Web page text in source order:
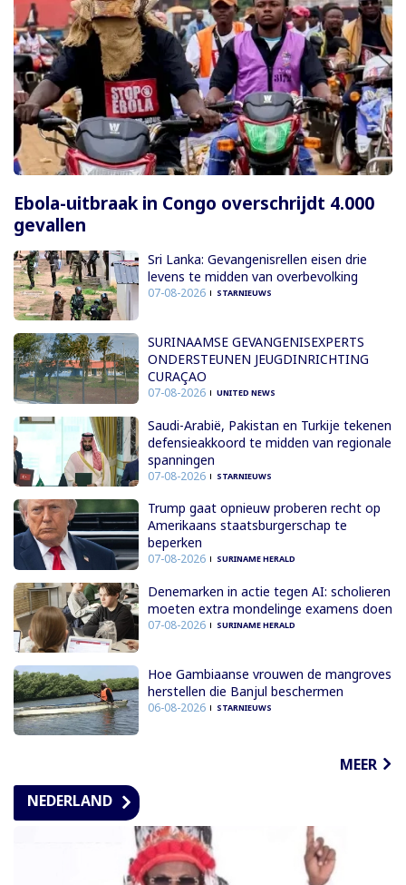
Ebola-uitbraak in Congo overschrijdt 4.000
gevallen
Sri Lanka: Gevangenisrellen eisen drie
levens te midden van overbevolking
07-08-2026 STARNIEUWS
SURINAAMSE GEVANGENISEXPERTS
ONDERSTEUNEN JEUGDINRICHTING
CURAÇAO
07-08-2026 UNITED NEWS
Saudi-Arabië, Pakistan en Turkije tekenen
defensieakkoord te midden van regionale
spanningen
07-08-2026 STARNIEUWS
Trump gaat opnieuw proberen recht op
Amerikaans staatsburgerschap te
beperken
07-08-2026 SURINAME HERALD
Denemarken in actie tegen AI: scholieren
moeten extra mondelinge examens doen
07-08-2026 SURINAME HERALD
Hoe Gambiaanse vrouwen de mangroves
herstellen die Banjul beschermen
06-08-2026 STARNIEUWS
MEER
NEDERLAND